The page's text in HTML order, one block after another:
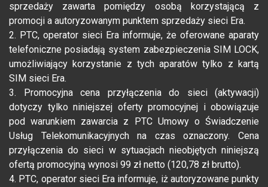
sprzedaży zawarta pomiędzy osobą korzystającą z
promocji a autoryzowanym punktem sprzedaży sieci Era.
2. PTC, operator sieci Era informuje, że oferowane aparaty
telefoniczne posiadają system zabezpieczenia SIM LOCK,
umożliwiający korzystanie z tych aparatów tylko z kartą
SIM sieci Era.
3. Promocyjna cena przyłączenia do sieci (aktywacji)
dotyczy tylko niniejszej oferty promocyjnej i obowiązuje
pod warunkiem zawarcia z PTC Umowy o Świadczenie
Usług Telekomunikacyjnych na czas oznaczony. Cena
przyłączenia do sieci w sytuacjach nieobjętych niniejszą
ofertą promocyjną wynosi 99 zł netto (120,78 zł brutto).
4. PTC, operator sieci Era informuje, iż autoryzowane punkty